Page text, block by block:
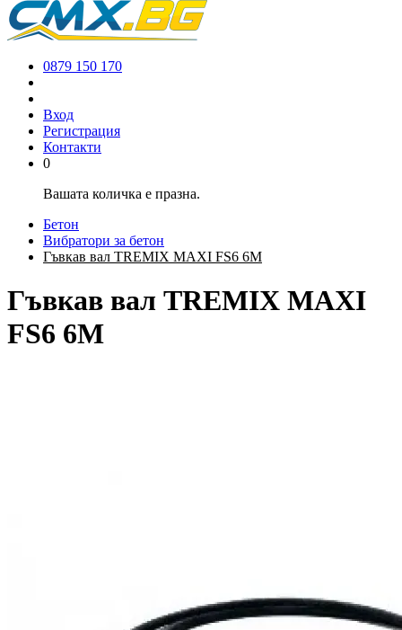
0879 150 170
Вход
Регистрация
Контакти
0
Вашата количка е празна.
Бетон
Вибратори за бетон
Гъвкав вал TREMIX MAXI FS6 6М
Гъвкав вал TREMIX MAXI
FS6 6М